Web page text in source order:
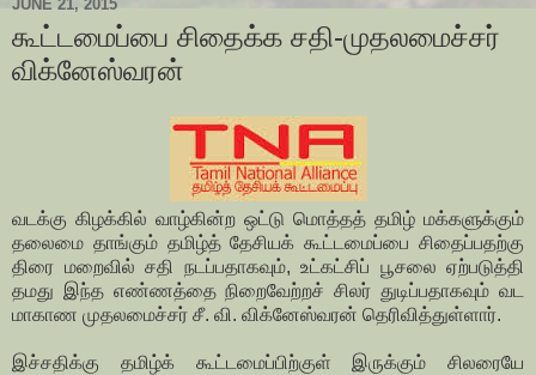
JUNE 21, 2015
கூட்டமைப்பை சிதைக்க சதி-முதலமைச்சர்
விக்னேஸ்வரன்
வடக்கு கிழக்கில் வாழ்கின்ற ஒட்டு மொத்தத் தமிழ் மக்களுக்கும்
தலைமை தாங்கும் தமிழ்த் தேசியக் கூட்டமைப்பை சிதைப்பதற்கு
திரை மறைவில் சதி நடப்பதாகவும், உட்கட்சிப் பூசலை ஏற்படுத்தி
தமது இந்த எண்ணத்தை நிறைவேற்றச் சிலர் துடிப்பதாகவும் வட
மாகாண முதலமைச்சர் சீ. வி. விக்னேஸ்வரன் தெரிவித்துள்ளார்.
இச்சதிக்கு தமிழ்க் கூட்டமைப்பிற்குள் இருக்கும் சிலரையே